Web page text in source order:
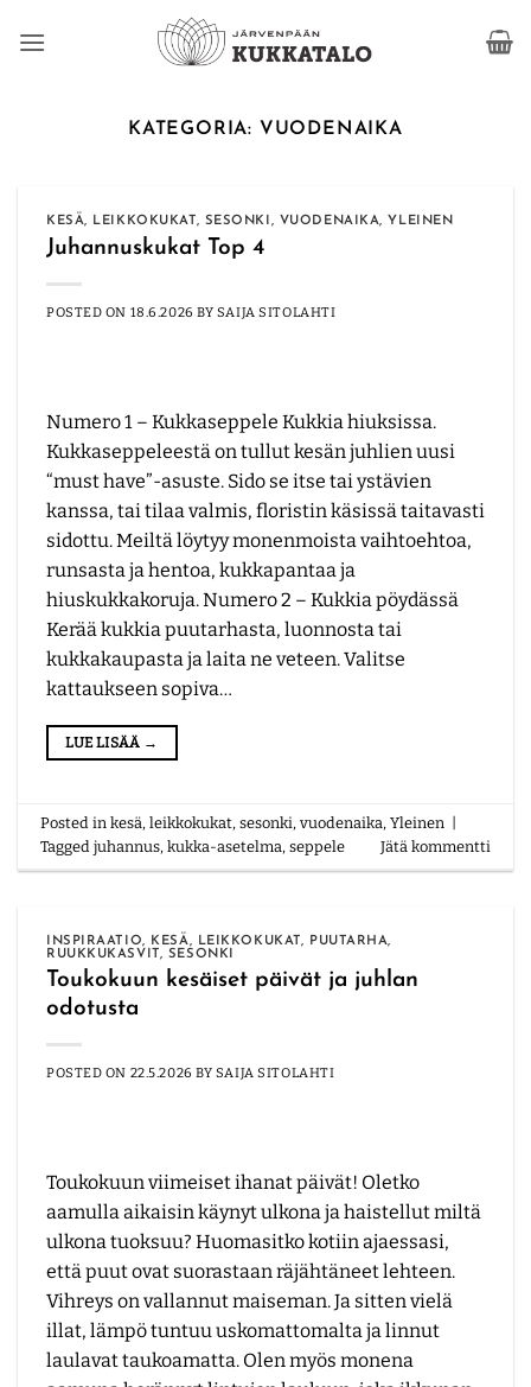
KATEGORIA: VUODENAIKA
KESÄ, LEIKKOKUKAT , SESONKI , VUODENAIKA, YLEINEN
Juhannuskukat Top 4
POSTED ON 18.6.2026 BY SAIJA SITOLAHTI
Numero 1 – Kukkaseppele Kukkia hiuksissa.
Kukkaseppeleestä on tullut kesän juhlien uusi
“must have”-asuste. Sido se itse tai ystävien
kanssa, tai tilaa valmis, floristin käsissä taitavasti
sidottu. Meiltä löytyy monenmoista vaihtoehtoa,
runsasta ja hentoa, kukkapantaa ja
hiuskukkakoruja. Numero 2 – Kukkia pöydässä
Kerää kukkia puutarhasta, luonnosta tai
kukkakaupasta ja laita ne veteen. Valitse
kattaukseen sopiva…
LUE LISÄÄ →
Posted inkesä,leikkokukat,sesonki,vuodenaika,Yleinen
Taggedjuhannus,kukka-asetelma,seppele Jätä kommentti
INSPIRAATIO, KESÄ, LEIKKOKUKAT , PUUTARHA,
RUUKKUKASVIT , SESONKI
Toukokuun kesäiset päivät ja juhlan
odotusta
POSTED ON 22.5.2026 BY SAIJA SITOLAHTI
Toukokuun viimeiset ihanat päivät! Oletko
aamulla aikaisin käynyt ulkona ja haistellut miltä
ulkona tuoksuu? Huomasitko kotiin ajaessasi,
että puut ovat suorastaan räjähtäneet lehteen.
Vihreys on vallannut maiseman. Ja sitten vielä
illat, lämpö tuntuu uskomattomalta ja linnut
laulavat taukoamatta. Olen myös monena